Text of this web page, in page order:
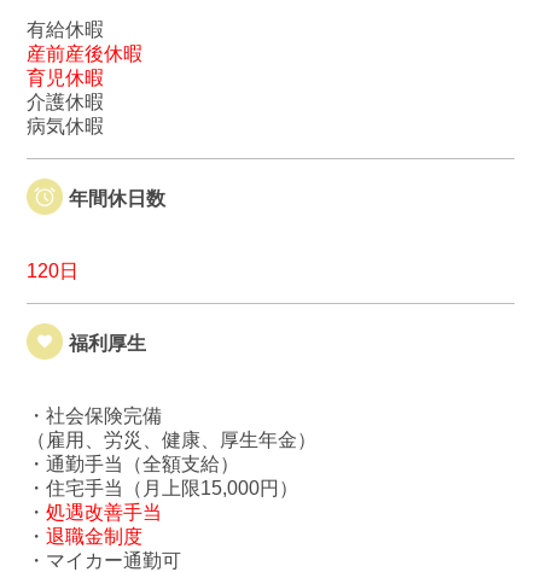
有給休暇
産前産後休暇
育児休暇
介護休暇
病気休暇
年間休日数
120日
福利厚生
・社会保険完備
（雇用、労災、健康、厚生年金）
・通勤手当（全額支給）
・住宅手当（月上限15,000円）
・ 処遇改善手当
・ 退職金制度
・マイカー通勤可